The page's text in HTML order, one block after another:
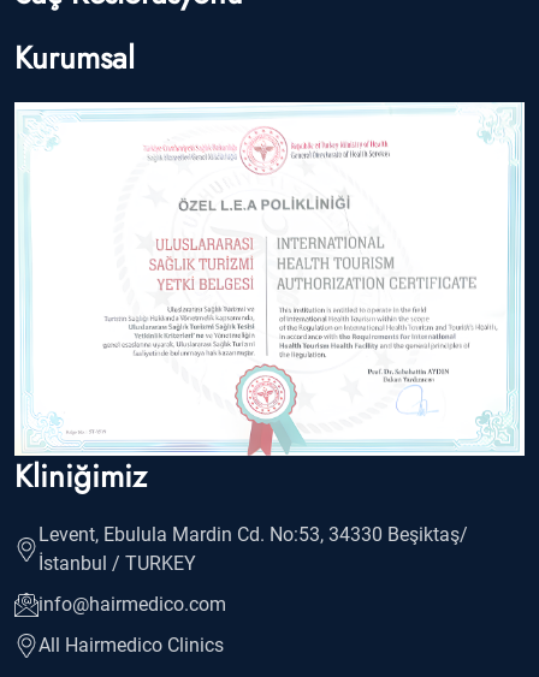
Kurumsal
Kliniğimiz
Levent, Ebulula Mardin Cd. No:53, 34330 Beşiktaş/
İstanbul / TURKEY
info@hairmedico.com
All Hairmedico Clinics